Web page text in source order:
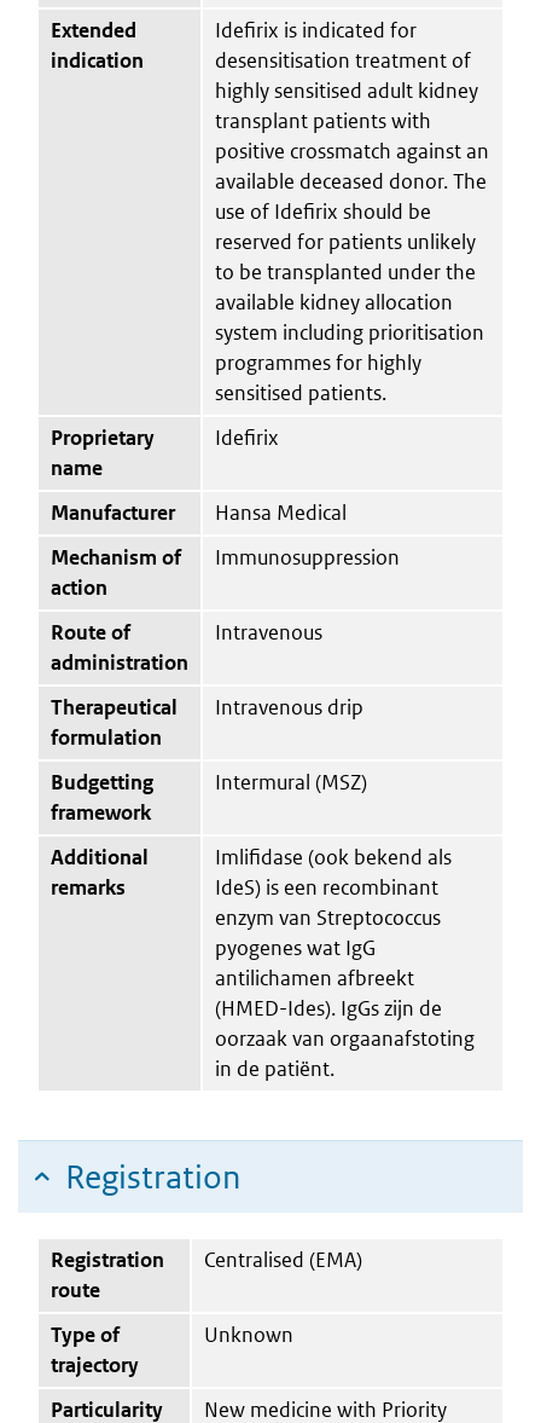
Extended
indication
Idefirix is indicated for
desensitisation treatment of
highly sensitised adult kidney
transplant patients with
positive crossmatch against an
available deceased donor. The
use of Idefirix should be
reserved for patients unlikely
to be transplanted under the
available kidney allocation
system including prioritisation
programmes for highly
sensitised patients.
Proprietary
name
Idefirix
Manufacturer
Hansa Medical
Mechanism of
action
Immunosuppression
Route of
administration
Intravenous
Therapeutical
formulation
Intravenous drip
Budgetting
framework
Intermural (MSZ)
Additional
remarks
Imlifidase (ook bekend als
IdeS) is een recombinant
enzym van Streptococcus
pyogenes wat IgG
antilichamen afbreekt
(HMED-Ides). IgGs zijn de
oorzaak van orgaanafstoting
in de patiënt.
Registration
Registration
route
Centralised (EMA)
Type of
trajectory
Unknown
Particularity New medicine with Priority